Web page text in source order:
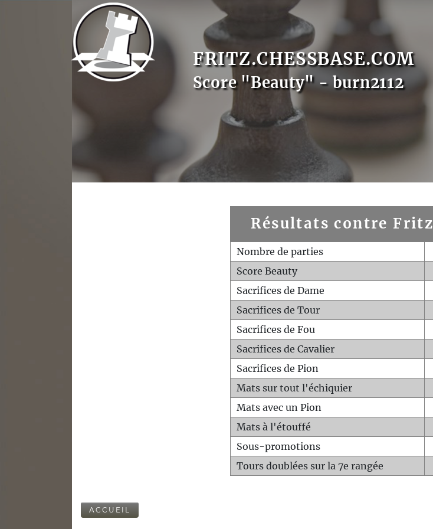
FRITZ.CHESSBASE.COM
Score "Beauty" - burn2112
Résultats contre Fritz
Nombre de parties
Score Beauty
Sacrifices de Dame
Sacrifices de Tour
Sacrifices de Fou
Sacrifices de Cavalier
Sacrifices de Pion
Mats sur tout l'échiquier
Mats avec un Pion
Mats à l'étouffé
Sous-promotions
Tours doublées sur la 7e rangée
ACCUEIL